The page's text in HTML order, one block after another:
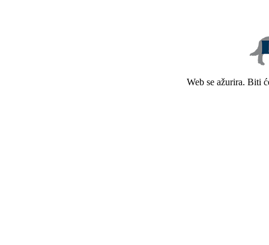
Web se ažurira. Biti